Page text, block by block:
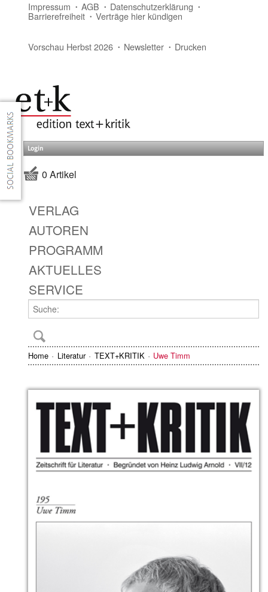
Impressum AGB Datenschutzerklärung
Barrierefreiheit Verträge hier kündigen
Vorschau Herbst 2026 Newsletter Drucken
Login
0 Artikel
VERLAG
AUTOREN
PROGRAMM
AKTUELLES
SERVICE
Home Literatur TEXT+KRITIK Uwe Timm